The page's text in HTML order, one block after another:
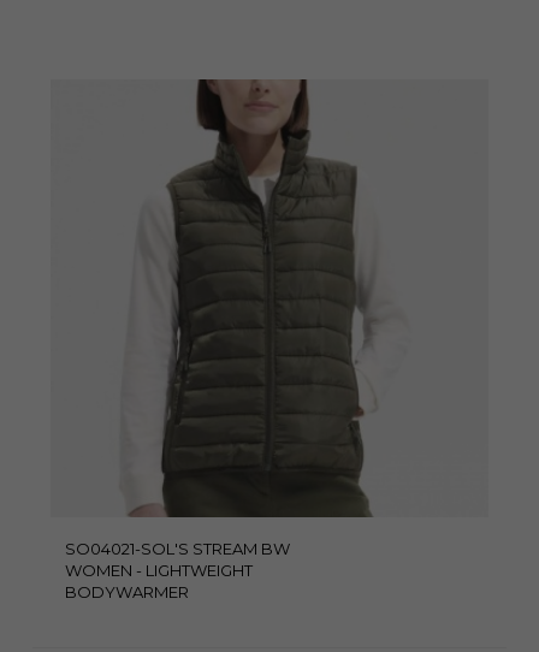
SO04021-SOL'S STREAM BW
WOMEN - LIGHTWEIGHT
BODYWARMER